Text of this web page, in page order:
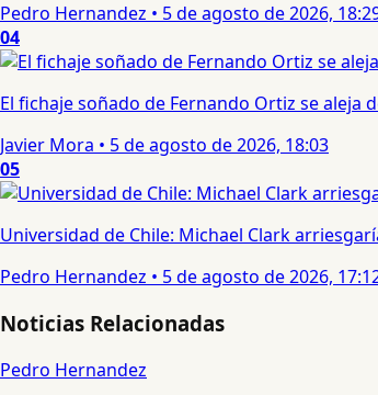
Pedro Hernandez • 5 de agosto de 2026,
04
El fichaje soñado de Fernando Ortiz se aleja
Javier Mora • 5 de agosto de 2026, 18:03
05
Universidad de Chile: Michael Clark
Pedro Hernandez • 5 de agosto de 2026,
Noticias Relacionadas
Pedro Hernandez